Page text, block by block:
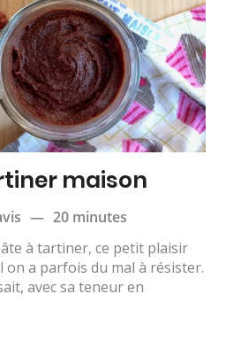
maison
— 20 minutes
à tartiner, ce petit plaisir
on a parfois du mal à résister.
avec sa teneur en